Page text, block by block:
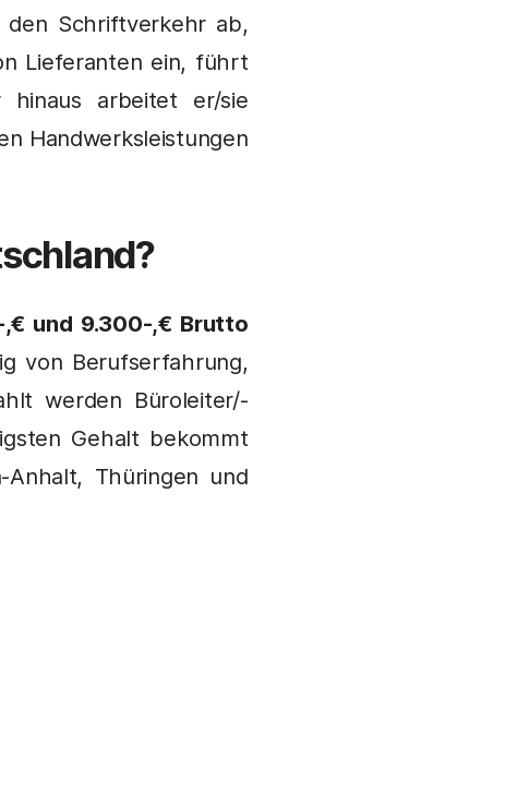
den Schriftverkehr ab,
Lieferanten ein, führt
hinaus arbeitet er/sie
Handwerksleistungen
und 9.300-,€ Brutto
von Berufserfahrung,
werden Büroleiter/-
Gehalt bekommt
Anhalt, Thüringen und